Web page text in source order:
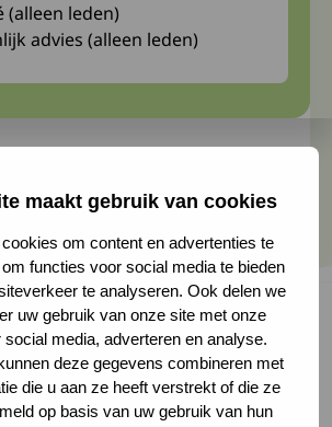
maakt gebruik van cookies
om content en advertenties te
functies voor social media te bieden
te analyseren. Ook delen we
uw gebruik van onze site met onze
social media, adverteren en analyse.
deze gegevens combineren met
die u aan ze heeft verstrekt of die ze
op basis van uw gebruik van hun
kunnen we elkaar weer
op de conferentie
(alleen leden)
advies (alleen leden)